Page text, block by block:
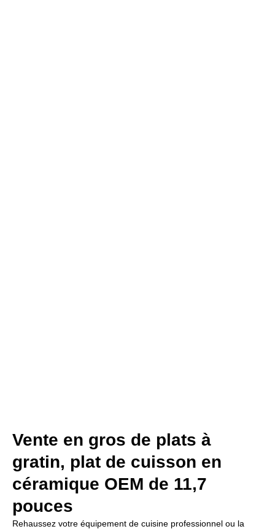
Vente en gros de plats à
gratin, plat de cuisson en
céramique OEM de 11,7
pouces
Rehaussez votre équipement de cuisine professionnel ou la